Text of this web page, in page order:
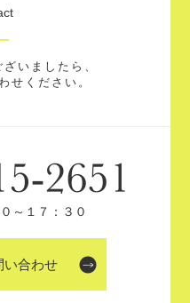
いましたら、
せください。
～１７：３０
い合わせ